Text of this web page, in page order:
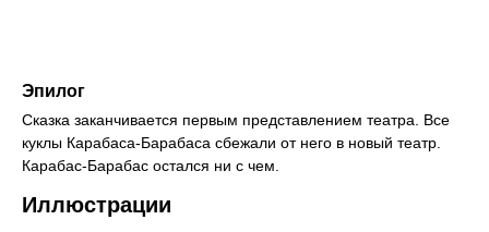
Эпилог
Сказка заканчивается первым представлением театра. Все
куклы Карабаса-Барабаса сбежали от него в новый театр.
Карабас-Барабас остался ни с чем.
Иллюстрации